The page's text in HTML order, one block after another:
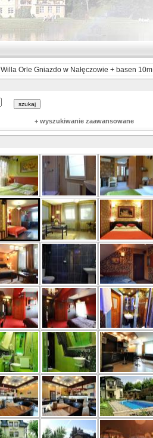
Willa Orle Gniazdo w Nałęczowie + basen 10m
+ wyszukiwanie zaawansowane